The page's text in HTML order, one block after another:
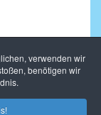
verwenden wir
benötigen wir